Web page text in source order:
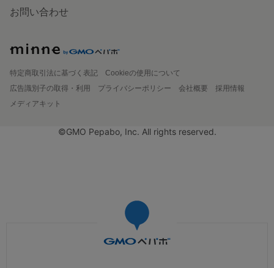
お問い合わせ
特定商取引法に基づく表記
Cookieの使用について
広告識別子の取得・利用
プライバシーポリシー 会社概要
採用情報
メディアキット
©GMO Pepabo, Inc. All rights reserved.